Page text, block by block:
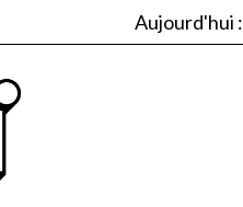
Aujourd'hui :